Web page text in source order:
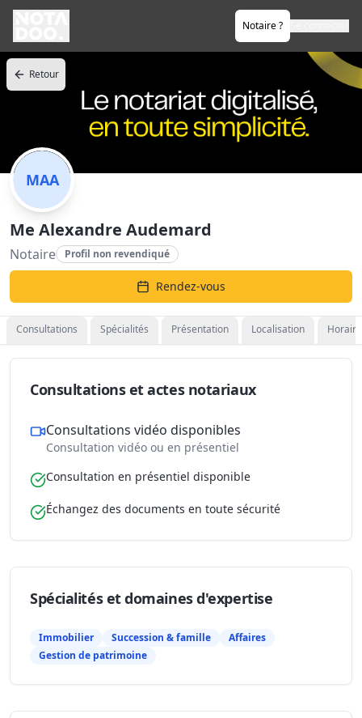
Notaire ?
Retour
MAA
Me Alexandre Audemard
Notaire Profil non revendiqué
Rendez-vous
Consultations Spécialités Présentation Localisation
Consultations et actes notariaux
Consultations vidéo disponibles
Consultation vidéo ou en présentiel
Consultation en présentiel disponible
Échangez des documents en toute sécurité
Spécialités et domaines d'expertise
Immobilier Succession & famille
Affaires
Gestion de patrimoine